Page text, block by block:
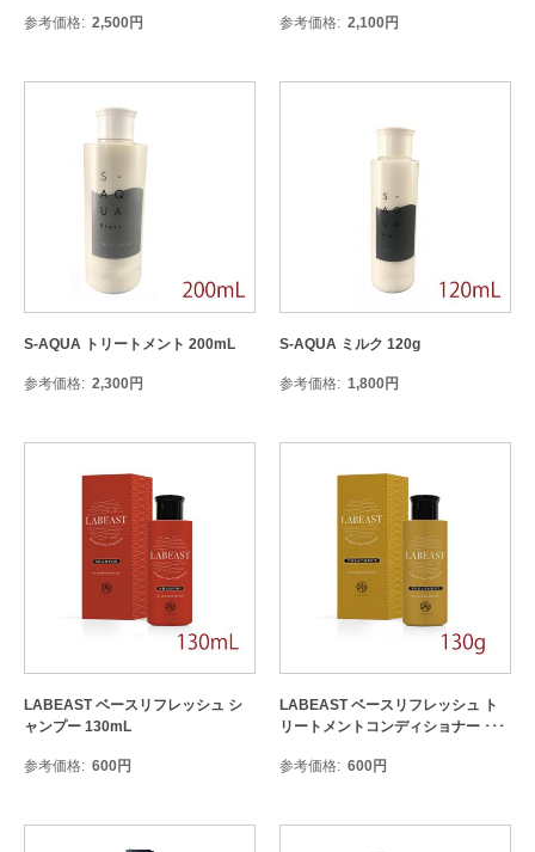
参考価格 2,500円 参考価格 2,100円
S-AQUA トリートメント 200mL
参考価格 2,300円
S-AQUA ミルク 120g
参考価格 1,800円
LABEAST ベースリフレッシュ シ
ャンプー 130mL
参考価格 600円
LABEAST ベースリフレッシュ ト
リートメントコンディショナー ･･･
参考価格 600円